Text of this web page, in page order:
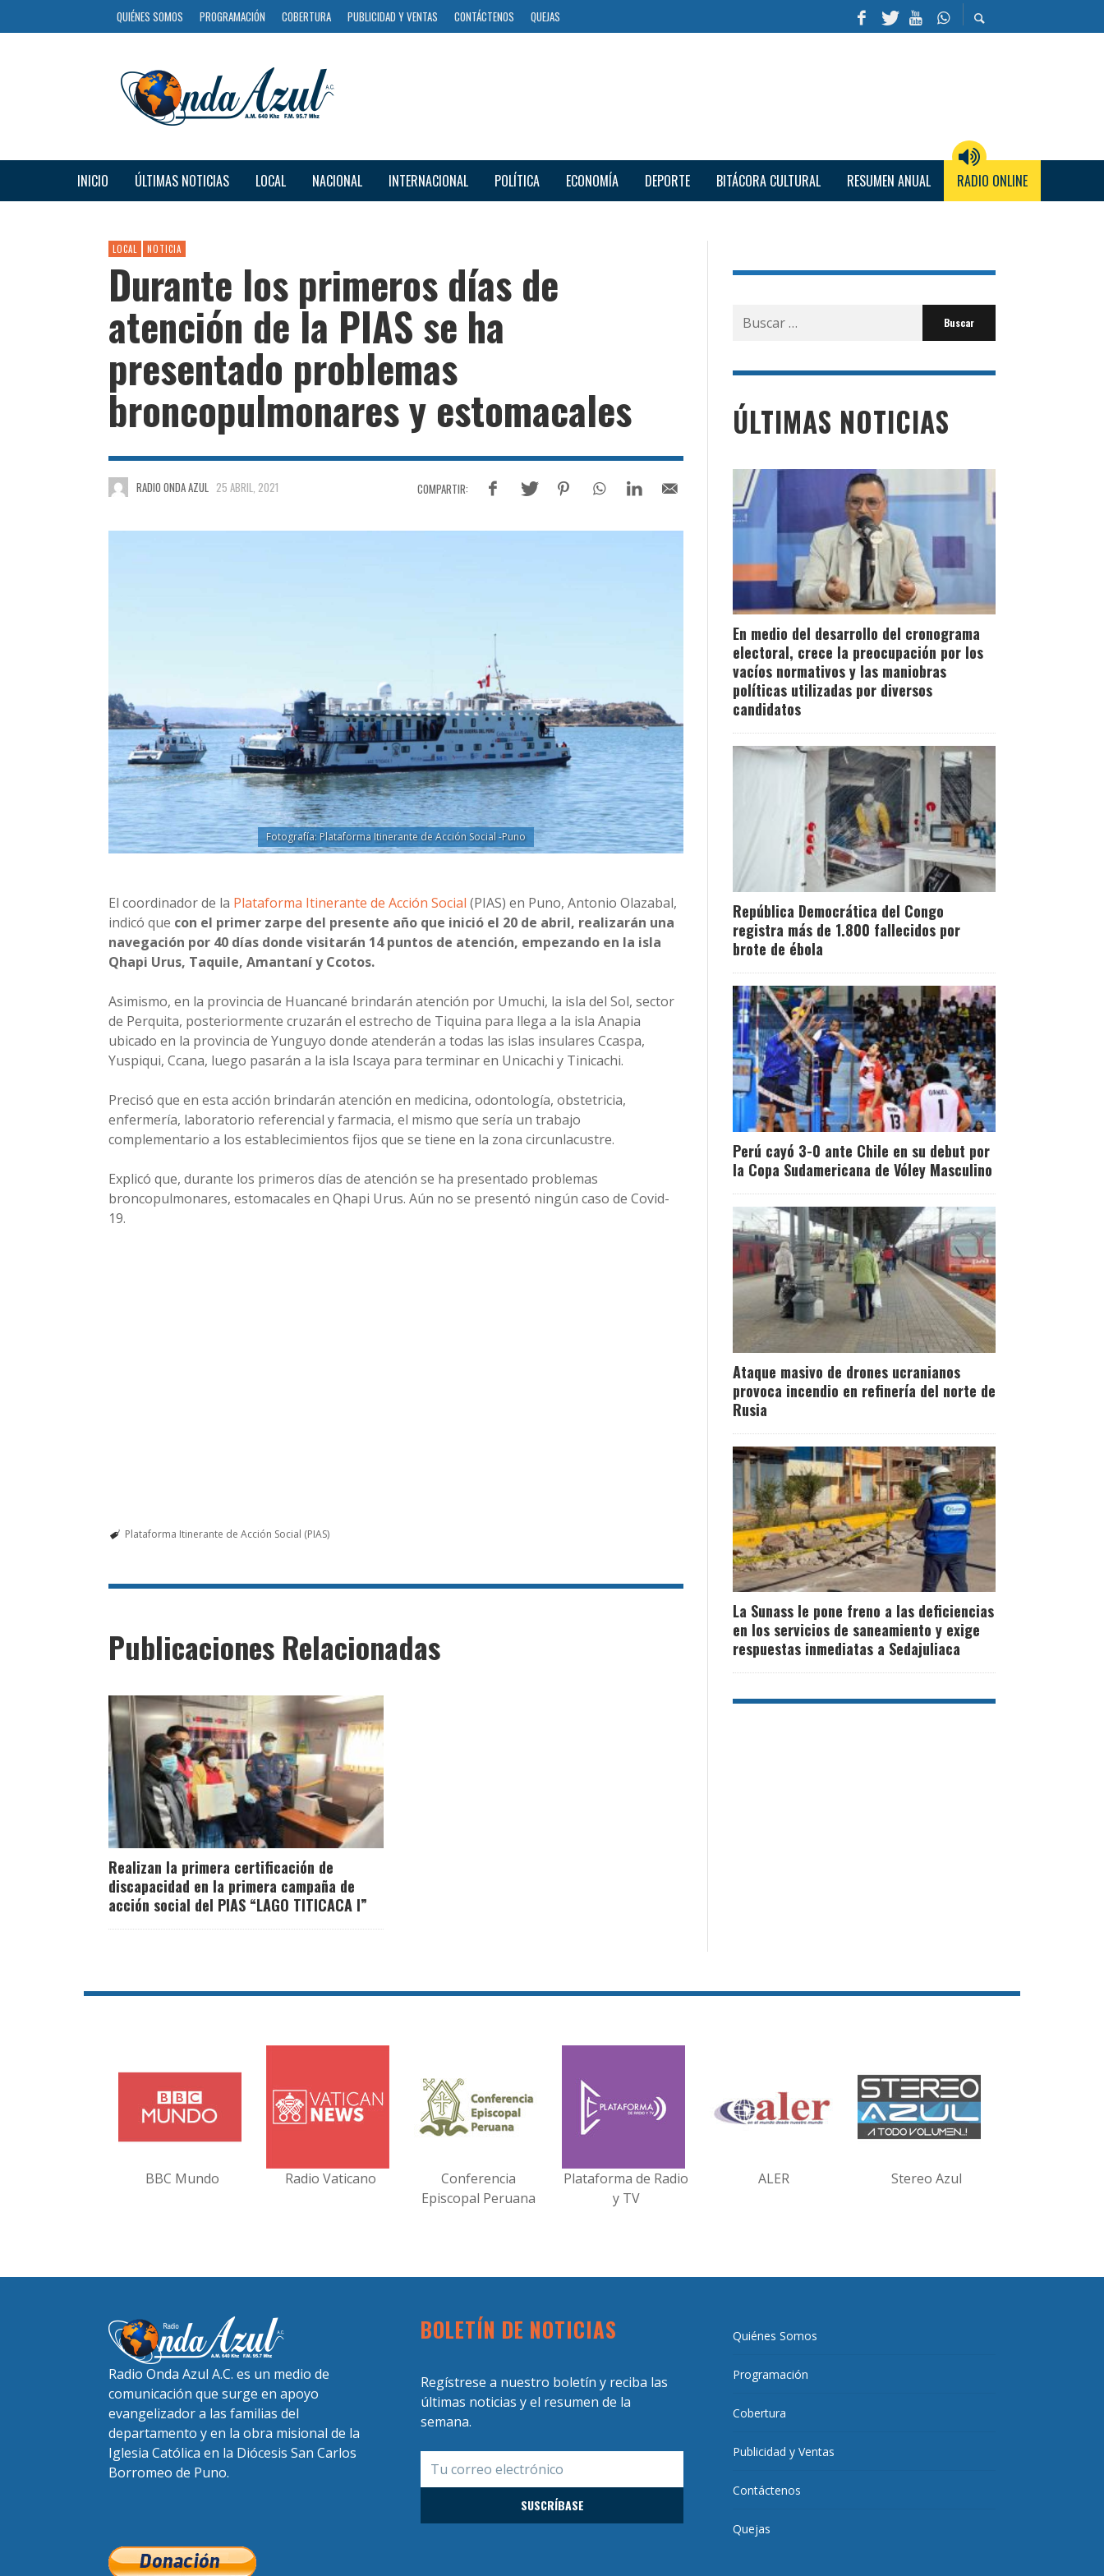
QUIÉNES SOMOS PROGRAMACIÓN COBERTURA PUBLICIDAD Y VENTAS CONTÁCTENOS QUEJAS
INICIO ÚLTIMAS NOTICIAS LOCAL NACIONAL INTERNACIONAL POLÍTICA ECONOMÍA DEPORTE BITÁCORA CULTURAL RESUMEN ANUAL RADIO ONLINE
LOCAL NOTICIA
Durante los primeros días de
atención de la PIAS se ha
presentado problemas
broncopulmonares y estomacales
RADIO ONDA AZUL 25 ABRIL, 2021
Fotografía: Plataforma Itinerante de Acción Social -Puno
El coordinador de la Plataforma Itinerante de Acción Social (PIAS) en Puno, Antonio Olazabal,
indicó que con el primer zarpe del presente año que inició el 20 de abril, realizarán una
navegación por 40 días donde visitarán 14 puntos de atención, empezando en la isla
Qhapi Urus, Taquile, Amantaní y Ccotos.
Asimismo, en la provincia de Huancané brindarán atención por Umuchi, la isla del Sol, sector
de Perquita, posteriormente cruzarán el estrecho de Tiquina para llega a la isla Anapia
ubicado en la provincia de Yunguyo donde atenderán a todas las islas insulares Ccaspa,
Yuspiqui, Ccana, luego pasarán a la isla Iscaya para terminar en Unicachi y Tinicachi.
Precisó que en esta acción brindarán atención en medicina, odontología, obstetricia,
enfermería, laboratorio referencial y farmacia, el mismo que sería un trabajo
complementario a los establecimientos fijos que se tiene en la zona circunlacustre.
Explicó que, durante los primeros días de atención se ha presentado problemas
broncopulmonares, estomacales en Qhapi Urus. Aún no se presentó ningún caso de Covid-
19.
Plataforma Itinerante de Acción Social (PIAS)
Publicaciones Relacionadas
Realizan la primera certificación de
discapacidad en la primera campaña de
acción social del PIAS “LAGO TITICACA I”
Buscar
por:
ÚLTIMAS NOTICIAS
En medio del desarrollo del cronograma
electoral, crece la preocupación por los
vacíos normativos y las maniobras
políticas utilizadas por diversos
candidatos
República Democrática del Congo
registra más de 1.800 fallecidos por
brote de ébola
Perú cayó 3-0 ante Chile en su debut por
la Copa Sudamericana de Vóley Masculino
Ataque masivo de drones ucranianos
provoca incendio en refinería del norte de
Rusia
La Sunass le pone freno a las deficiencias
en los servicios de saneamiento y exige
respuestas inmediatas a Sedajuliaca
BBC Mundo Radio Vaticano
Conferencia
Episcopal Peruana
Plataforma de Radio
y TV
ALER Stereo Azul
Radio Onda Azul A.C. es un medio de
comunicación que surge en apoyo
evangelizador a las familias del
departamento y en la obra misional de la
Iglesia Católica en la Diócesis San Carlos
Borromeo de Puno.
BOLETÍN DE NOTICIAS
Regístrese a nuestro boletín y reciba las
últimas noticias y el resumen de la
semana.
Quiénes Somos
Programación
Cobertura
Publicidad y Ventas
Contáctenos
Quejas